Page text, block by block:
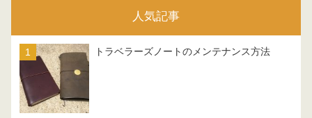
人気記事
トラベラーズノートのメンテナンス方法